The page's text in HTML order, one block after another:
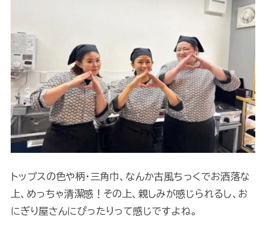
トップスの色や柄・三角巾、なんか古風ちっくでお洒落な
上、めっちゃ清潔感！その上、親しみが感じられるし、お
にぎり屋さんにぴったりって感じですよね。